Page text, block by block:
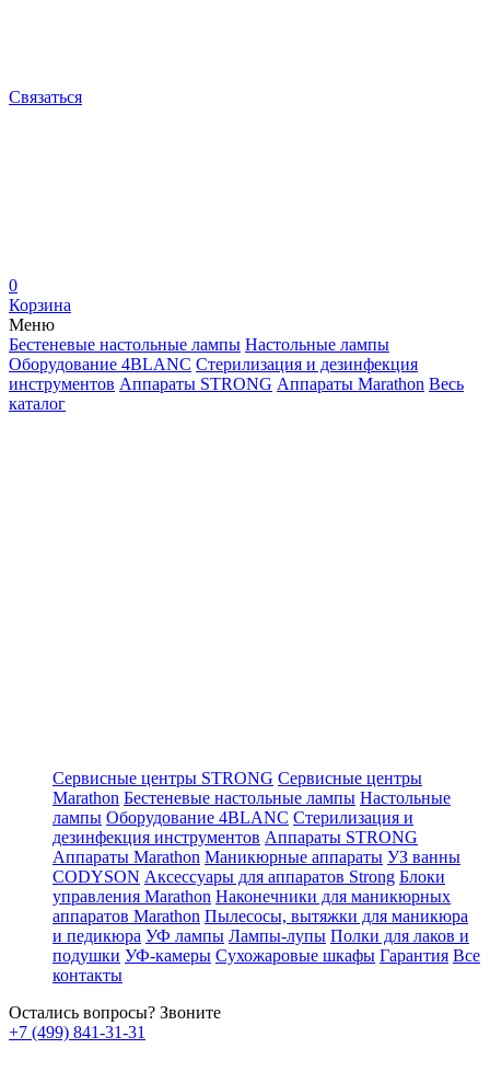
Связаться
0
Корзина
Меню
Бестеневые настольные лампы Настольные лампы
Оборудование 4BLANC Стерилизация и дезинфекция
инструментов Аппараты STRONG Аппараты Marathon Весь
каталог
Сервисные центры STRONG Сервисные центры
Marathon Бестеневые настольные лампы Настольные
лампы Оборудование 4BLANC Стерилизация и
дезинфекция инструментов Аппараты STRONG
Аппараты Marathon Маникюрные аппараты УЗ ванны
CODYSON Аксессуары для аппаратов Strong Блоки
управления Marathon Наконечники для маникюрных
аппаратов Marathon Пылесосы, вытяжки для маникюра
и педикюра УФ лампы Лампы-лупы Полки для лаков и
подушки УФ-камеры Сухожаровые шкафы Гарантия Все
контакты
Остались вопросы? Звоните
+7 (499) 841-31-31